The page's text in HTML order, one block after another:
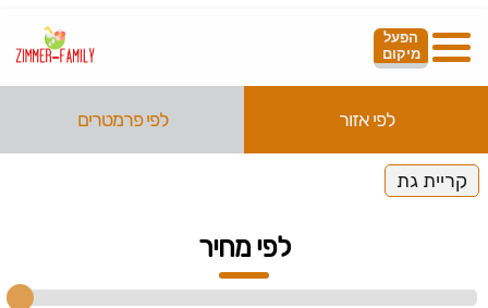
הפעל
מיקום
לפי אזור לפי פרמטרים
קריית גת
לפי מחיר